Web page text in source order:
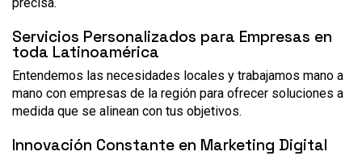
Servicios Personalizados para Empresas en
toda Latinoamérica
Entendemos las necesidades locales y trabajamos mano a
mano con empresas de la región para ofrecer soluciones a
medida que se alinean con tus objetivos.
Innovación Constante en Marketing Digital